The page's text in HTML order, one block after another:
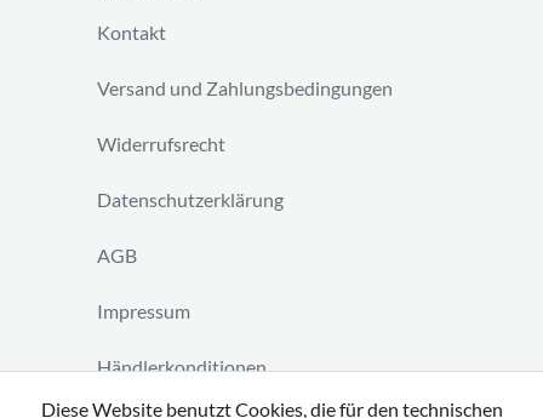
Kontakt
Versand und Zahlungsbedingungen
Widerrufsrecht
Datenschutzerklärung
AGB
Impressum
Händlerkonditionen
Diese Website benutzt Cookies, die für den technischen